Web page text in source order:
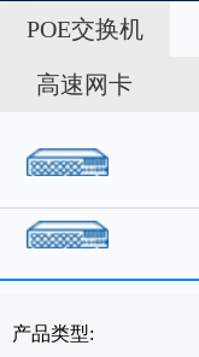
POE交换机
高速网卡
产品类型: